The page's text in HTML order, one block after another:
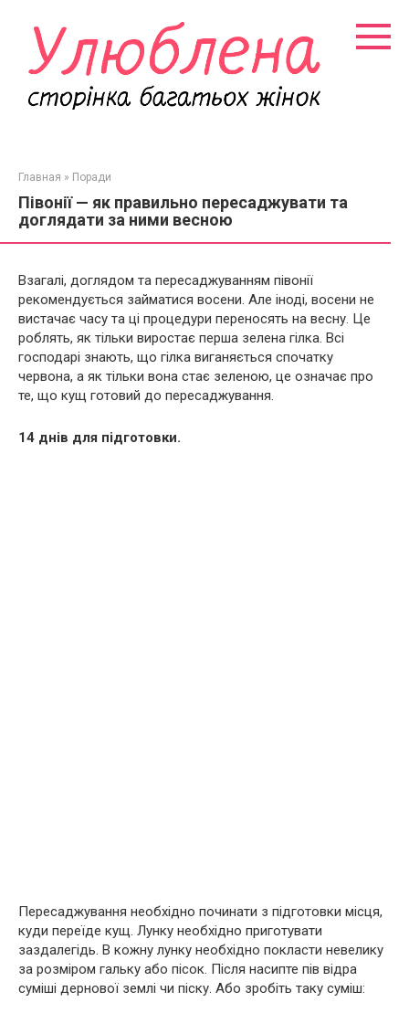
контенту
Главная » Поради
Півонії — як правильно пересаджувати та
доглядати за ними весною
Взагалі, доглядом та пересаджуванням півонії
рекомендується займатися восени. Але іноді, восени не
вистачає часу та ці процедури переносять на весну. Це
роблять, як тільки виростає перша зелена гілка. Всі
господарі знають, що гілка виганяється спочатку
червона, а як тільки вона стає зеленою, це означає про
те, що кущ готовий до пересаджування.
14 днів для підготовки.
Пересаджування необхідно починати з підготовки місця,
куди переїде кущ. Лунку необхідно приготувати
заздалегідь. В кожну лунку необхідно покласти невелику
за розміром гальку або пісок. Після насипте пів відра
суміші дернової землі чи піску. Або зробіть таку суміш: